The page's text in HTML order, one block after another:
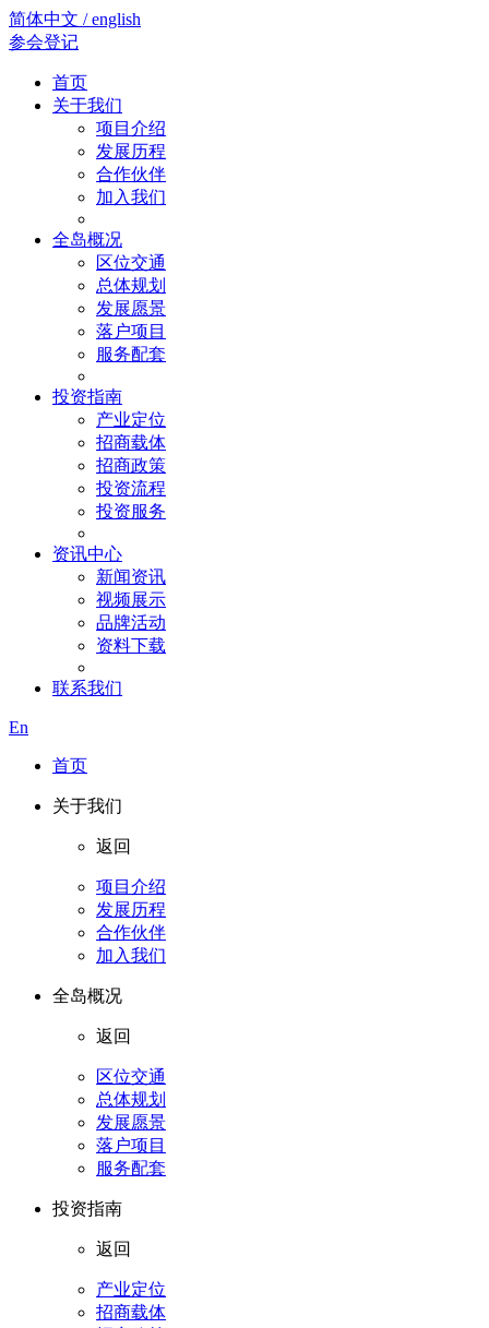
简体中文 / english
参会登记
首页
关于我们
项目介绍
发展历程
合作伙伴
加入我们
全岛概况
区位交通
总体规划
发展愿景
落户项目
服务配套
投资指南
产业定位
招商载体
招商政策
投资流程
投资服务
资讯中心
新闻资讯
视频展示
品牌活动
资料下载
联系我们
En
首页
关于我们
返回
项目介绍
发展历程
合作伙伴
加入我们
全岛概况
返回
区位交通
总体规划
发展愿景
落户项目
服务配套
投资指南
返回
产业定位
招商载体